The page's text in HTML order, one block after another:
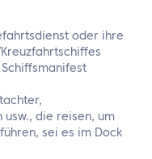
oder ihre
usw., die reisen, um
sei es im Dock